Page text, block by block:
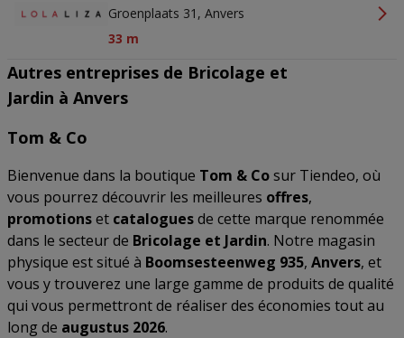
Groenplaats 31, Anvers
33 m
Autres entreprises de Bricolage et
Jardin à Anvers
Tom & Co
Bienvenue dans la boutique Tom & Cosur Tiendeo, où
vous pourrez découvrir les meilleures offres,
promotionset cataloguesde cette marque renommée
dans le secteur de Bricolage et Jardin. Notre magasin
physique est situé à Boomsesteenweg 935, Anvers, et
vous y trouverez une large gamme de produits de qualité
qui vous permettront de réaliser des économies tout au
long de augustus 2026.